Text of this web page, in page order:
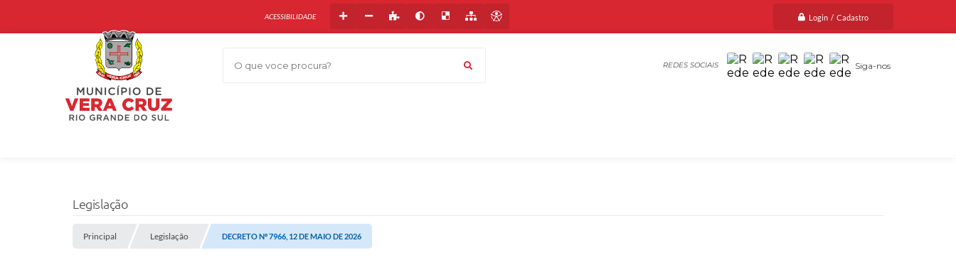
Login / Cadastro
O que voce procura? Siga-nos
ACESSIBILIDADE
Legislação
Principal Legislação DECRETO Nº 7966, 12 DE MAIO DE 2026